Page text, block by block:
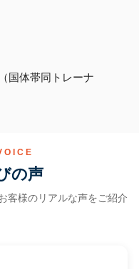
体帯同トレーナ
の声
客様のリアルな声をご紹介